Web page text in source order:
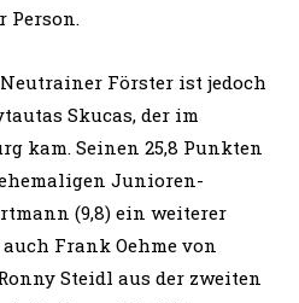
Person.
Förster ist jedoch
Skucas, der im
kam. Seinen 25,8 Punkten
Junioren-
(9,8) ein weiterer
Frank Oehme von
Steidl aus der zweiten